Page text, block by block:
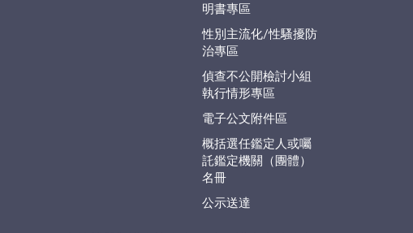
明書專區
性別主流化/性騷擾防
治專區
偵查不公開檢討小組
執行情形專區
電子公文附件區
概括選任鑑定人或囑
託鑑定機關（團體）
名冊
公示送達